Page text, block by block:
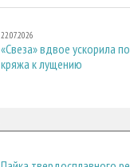
22.07.2026
«Свеза» вдвое ускорила
кряжа к лущению